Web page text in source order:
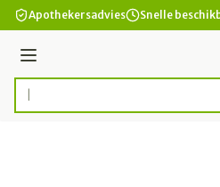
Ga naar de inhoud
Apothekersadvies Snelle
Menu
Product, merk, categorie...